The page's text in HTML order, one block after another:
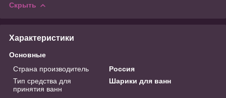
Скрыть
Характеристики
Основные
Страна производитель
Россия
Тип средства для
принятия ванн
Шарики для ванн